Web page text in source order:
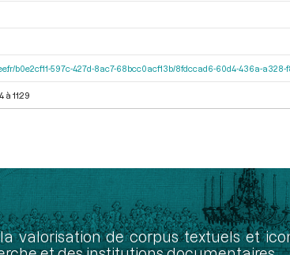
b0e2cf11-597c-427d-8ac7-68bcc0acf13b/8fdccad6-60d4-436a-
à 11:29
valorisation de corpus textuels et